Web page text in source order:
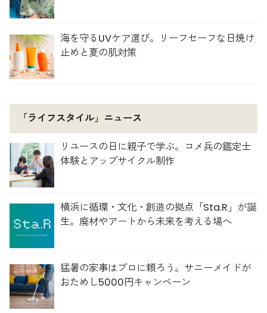
海を守るUVケア選び。リーフセーフな日焼け
止めと夏の肌対策
「ライフスタイル」ニュース
リユースの日に親子で学ぶ。コメ兵の鑑定士
体験とアップサイクル制作
横浜に循環・文化・創造の拠点「Sta.R」が誕
生。廃材やアートから未来を考える場へ
猛暑の家事はプロに頼ろう。サニーメイドが
おためし5000円キャンペーン